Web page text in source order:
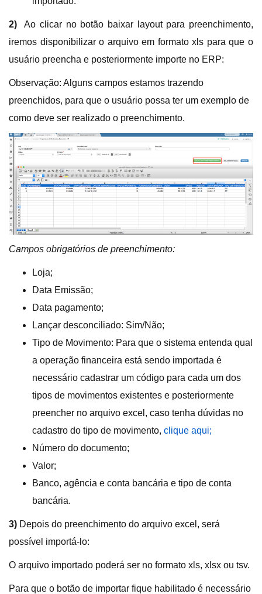
2) Ao clicar no botão baixar layout para preenchimento,
iremos disponibilizar o arquivo em formato xls para que o
usuário preencha e posteriormente importe no ERP:
Observação: Alguns campos estamos trazendo
preenchidos, para que o usuário possa ter um exemplo de
como deve ser realizado o preenchimento.
Campos obrigatórios de preenchimento:
Loja;
Data Emissão;
Data pagamento;
Lançar desconciliado: Sim/Não;
Tipo de Movimento: Para que o sistema entenda qual
a operação financeira está sendo importada é
necessário cadastrar um código para cada um dos
tipos de movimentos existentes e posteriormente
preencher no arquivo excel, caso tenha dúvidas no
cadastro do tipo de movimento, clique aqui;
Número do documento;
Valor;
Banco, agência e conta bancária e tipo de conta
bancária.
3) Depois do preenchimento do arquivo excel, será
possível importá-lo:
O arquivo importado poderá ser no formato xls, xlsx ou tsv.
Para que o botão de importar fique habilitado é necessário